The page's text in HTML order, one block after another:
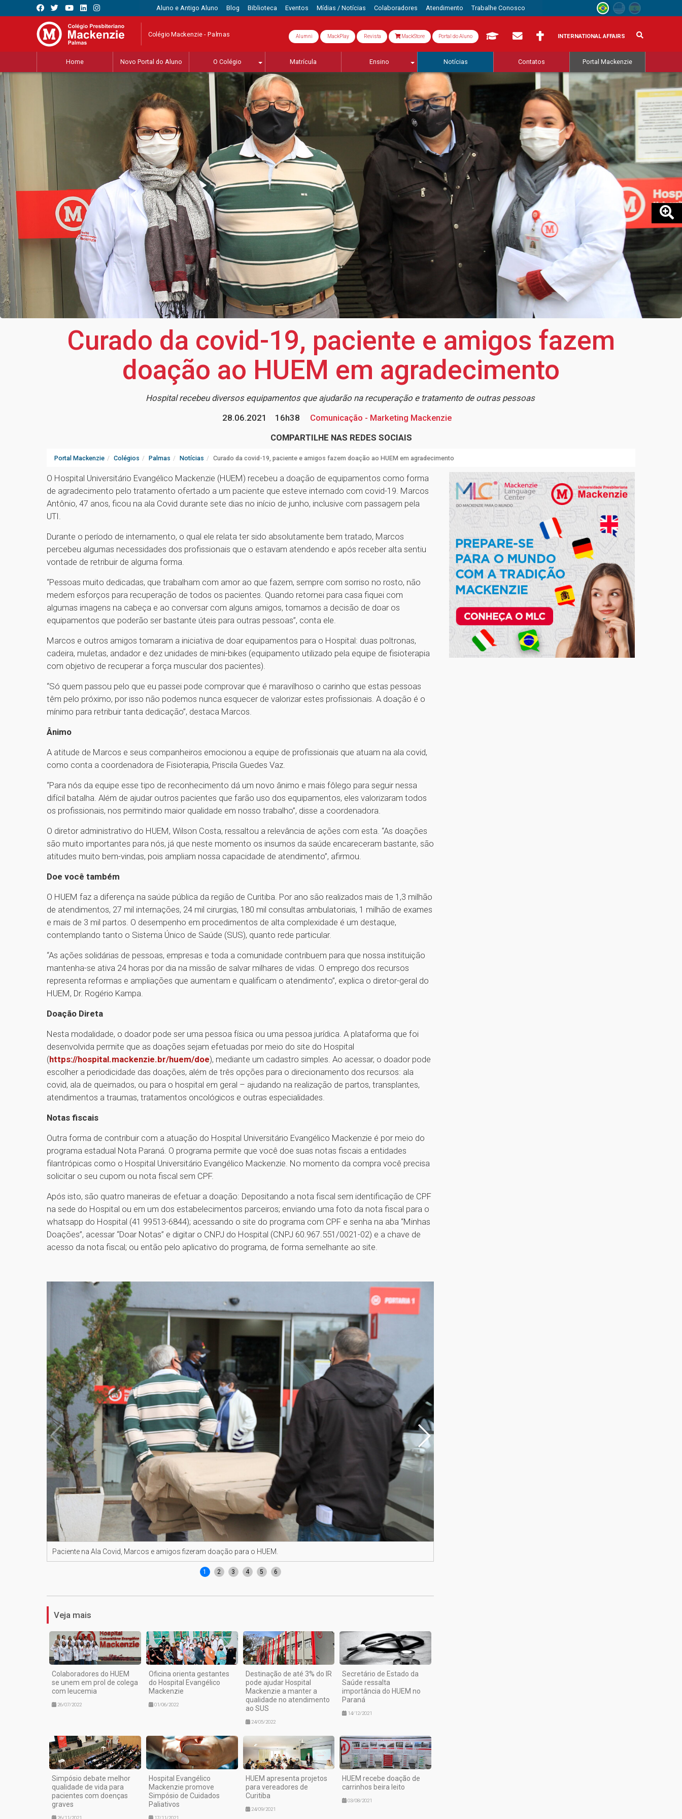
Aluno e Antigo Aluno Blog Biblioteca Eventos Mídias / Notícias Colaboradores Atendimento Trabalhe Conosco
Colégio Mackenzie - Palmas Alumni MackPlay Revista MackStore Portal do Aluno INTERNATIONAL AFFAIRS
Home Novo Portal do Aluno O Colégio Matrícula Ensino Notícias Contatos Portal Mackenzie
Curado da covid-19, paciente e amigos fazem
doação ao HUEM em agradecimento
Hospital recebeu diversos equipamentos que ajudarão na recuperação e tratamento de outras pessoas
28.06.2021
16h38
Comunicação - Marketing Mackenzie
COMPARTILHE NAS REDES SOCIAIS
Portal Mackenzie Colégios Palmas Notícias Curado da covid-19, paciente e amigos fazem doação ao HUEM em agradecimento
O Hospital Universitário Evangélico Mackenzie (HUEM) recebeu a doação de equipamentos como forma
de agradecimento pelo tratamento ofertado a um paciente que esteve internado com covid-19. Marcos
Antônio, 47 anos, ficou na ala Covid durante sete dias no início de junho, inclusive com passagem pela
UTI.
Durante o período de internamento, o qual ele relata ter sido absolutamente bem tratado, Marcos
percebeu algumas necessidades dos profissionais que o estavam atendendo e após receber alta sentiu
vontade de retribuir de alguma forma.
“Pessoas muito dedicadas, que trabalham com amor ao que fazem, sempre com sorriso no rosto, não
medem esforços para recuperação de todos os pacientes. Quando retornei para casa fiquei com
algumas imagens na cabeça e ao conversar com alguns amigos, tomamos a decisão de doar os
equipamentos que poderão ser bastante úteis para outras pessoas”, conta ele.
Marcos e outros amigos tomaram a iniciativa de doar equipamentos para o Hospital: duas poltronas,
cadeira, muletas, andador e dez unidades de mini-bikes (equipamento utilizado pela equipe de fisioterapia
com objetivo de recuperar a força muscular dos pacientes).
“Só quem passou pelo que eu passei pode comprovar que é maravilhoso o carinho que estas pessoas
têm pelo próximo, por isso não podemos nunca esquecer de valorizar estes profissionais. A doação é o
mínimo para retribuir tanta dedicação”, destaca Marcos.
Ânimo
A atitude de Marcos e seus companheiros emocionou a equipe de profissionais que atuam na ala covid,
como conta a coordenadora de Fisioterapia, Priscila Guedes Vaz.
“Para nós da equipe esse tipo de reconhecimento dá um novo ânimo e mais fôlego para seguir nessa
difícil batalha. Além de ajudar outros pacientes que farão uso dos equipamentos, eles valorizaram todos
os profissionais, nos permitindo maior qualidade em nosso trabalho”, disse a coordenadora.
O diretor administrativo do HUEM, Wilson Costa, ressaltou a relevância de ações com esta. “As doações
são muito importantes para nós, já que neste momento os insumos da saúde encareceram bastante, são
atitudes muito bem-vindas, pois ampliam nossa capacidade de atendimento”, afirmou.
Doe você também
O HUEM faz a diferença na saúde pública da região de Curitiba. Por ano são realizados mais de 1,3 milhão
de atendimentos, 27 mil internações, 24 mil cirurgias, 180 mil consultas ambulatoriais, 1 milhão de exames
e mais de 3 mil partos. O desempenho em procedimentos de alta complexidade é um destaque,
contemplando tanto o Sistema Único de Saúde (SUS), quanto rede particular.
“As ações solidárias de pessoas, empresas e toda a comunidade contribuem para que nossa instituição
mantenha-se ativa 24 horas por dia na missão de salvar milhares de vidas. O emprego dos recursos
representa reformas e ampliações que aumentam e qualificam o atendimento”, explica o diretor-geral do
HUEM, Dr. Rogério Kampa.
Doação Direta
Nesta modalidade, o doador pode ser uma pessoa física ou uma pessoa jurídica. A plataforma que foi
desenvolvida permite que as doações sejam efetuadas por meio do site do Hospital
(https://hospital.mackenzie.br/huem/doe), mediante um cadastro simples. Ao acessar, o doador pode
escolher a periodicidade das doações, além de três opções para o direcionamento dos recursos: ala
covid, ala de queimados, ou para o hospital em geral – ajudando na realização de partos, transplantes,
atendimentos a traumas, tratamentos oncológicos e outras especialidades.
Notas fiscais
Outra forma de contribuir com a atuação do Hospital Universitário Evangélico Mackenzie é por meio do
programa estadual Nota Paraná. O programa permite que você doe suas notas fiscais a entidades
filantrópicas como o Hospital Universitário Evangélico Mackenzie. No momento da compra você precisa
solicitar o seu cupom ou nota fiscal sem CPF.
Após isto, são quatro maneiras de efetuar a doação: Depositando a nota fiscal sem identificação de CPF
na sede do Hospital ou em um dos estabelecimentos parceiros; enviando uma foto da nota fiscal para o
whatsapp do Hospital (41 99513-6844); acessando o site do programa com CPF e senha na aba “Minhas
Doações”, acessar “Doar Notas” e digitar o CNPJ do Hospital (CNPJ 60.967.551/0021-02) e a chave de
acesso da nota fiscal; ou então pelo aplicativo do programa, de forma semelhante ao site.
Paciente na Ala Covid, Marcos e amigos fizeram doação para o HUEM.
1 2 3 4 5 6
Veja mais
Colaboradores do HUEM
se unem em prol de colega
com leucemia
26/07/2022
Oficina orienta gestantes
do Hospital Evangélico
Mackenzie
01/06/2022
Destinação de até 3% do IR
pode ajudar Hospital
Mackenzie a manter a
qualidade no atendimento
ao SUS
24/05/2022
Secretário de Estado da
Saúde ressalta
importância do HUEM no
Paraná
14/12/2021
Simpósio debate melhor
qualidade de vida para
pacientes com doenças
graves
26/11/2021
Hospital Evangélico
Mackenzie promove
Simpósio de Cuidados
Paliativos
17/11/2021
HUEM apresenta projetos
para vereadores de
Curitiba
24/09/2021
HUEM recebe doação de
carrinhos beira leito
03/08/2021